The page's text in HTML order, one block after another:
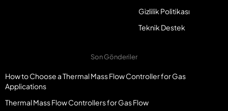
Gizlilik Politikası
Teknik Destek
Son Gönderiler
How to Choose a Thermal Mass Flow Controller for Gas
Applications
Thermal Mass Flow Controllers for Gas Flow